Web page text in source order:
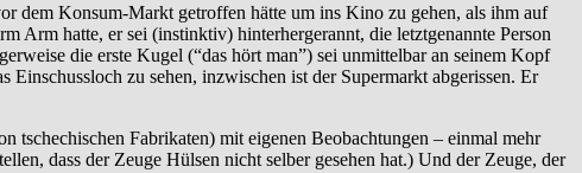
dem Konsum-Markt getroffen hätte um ins Kino zu gehen, als ihm auf
Arm hatte, er sei (instinktiv) hinterhergerannt, die letztgenannte Person
die erste Kugel (“das hört man”) sei unmittelbar an seinem Kopf
zu sehen, inzwischen ist der Supermarkt abgerissen. Er
tschechischen Fabrikaten) mit eigenen Beobachtungen – einmal mehr
dass der Zeuge Hülsen nicht selber gesehen hat.) Und der Zeuge, der